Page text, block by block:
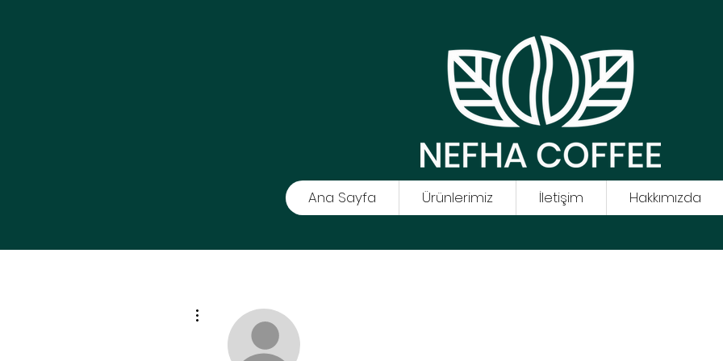
Ana Sayfa Ürünlerimiz İletişim Hakkımızda